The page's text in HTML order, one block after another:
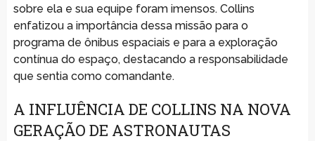
sobre ela e sua equipe foram imensos. Collins
enfatizou a importância dessa missão para o
programa de ônibus espaciais e para a exploração
contínua do espaço, destacando a responsabilidade
que sentia como comandante.
A INFLUÊNCIA DE COLLINS NA NOVA
GERAÇÃO DE ASTRONAUTAS